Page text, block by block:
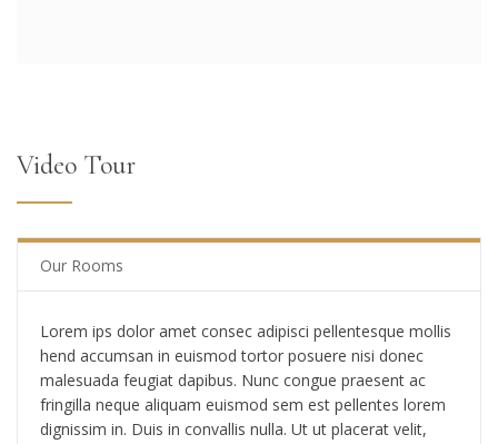
Video Tour
Our Rooms
Lorem ips dolor amet consec adipisci pellentesque mollis
hend accumsan in euismod tortor posuere nisi donec
malesuada feugiat dapibus. Nunc congue praesent ac
fringilla neque aliquam euismod sem est pellentes lorem
dignissim in. Duis in convallis nulla. Ut ut placerat velit,